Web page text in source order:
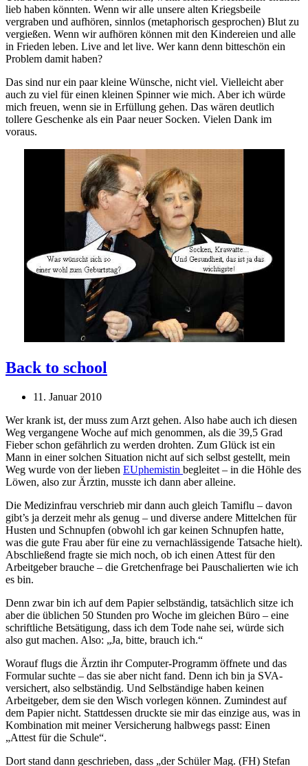
lieb haben könnten. Wenn wir alle unsere alten Kriegsbeile
vergraben und aufhören, sinnlos (metaphorisch gesprochen) Blut zu
vergießen. Wenn wir aufhören können mit den Kindereien und alle
in Frieden leben. Live and let live. Wer kann denn bitteschön ein
Problem damit haben?
Das sind nur ein paar kleine Wünsche, nicht viel. Vielleicht aber
auch zu viel für einen kleinen Spinner wie mich. Aber ich würde
mich freuen, wenn sie in Erfüllung gehen. Das wären deutlich
tollere Geschenke als ein Paar neuer Socken. Vielen Dank im
voraus.
Back to school
11. Januar 2010
Wer krank ist, der muss zum Arzt gehen. Also habe auch ich diesen
Weg vergangene Woche auf mich genommen, als die 39,5 Grad
Fieber schon gefährlich zu werden drohten. Zum Glück ist ein
Mann in einer solchen Situation nicht auf sich selbst gestellt, mein
Weg wurde von der lieben EUphemistin begleitet – in die Höhle des
Löwen, also zur Ärztin, musste ich dann aber alleine.
Die Medizinfrau verschrieb mir dann auch gleich Tamiflu – davon
gibt’s ja derzeit mehr als genug – und diverse andere Mittelchen für
Husten und Schnupfen (obwohl ich gar keinen Schnupfen hatte,
was die gute Frau aber für eine zu vernachlässigende Tatsache hielt).
Abschließend fragte sie mich noch, ob ich einen Attest für den
Arbeitgeber brauche – die Gretchenfrage bei Pauschalierten wie ich
es bin.
Denn zwar bin ich auf dem Papier selbständig, tatsächlich sitze ich
aber die üblichen 50 Stunden pro Woche im gleichen Büro – eine
schriftliche Betsätigung, dass ich dem Tode nahe sei, würde sich
also gut machen. Also: „Ja, bitte, brauch ich.“
Worauf flugs die Ärztin ihr Computer-Programm öffnete und das
Formular suchte – das sie aber nicht fand. Denn ich bin ja SVA-
versichert, also selbständig. Und Selbständige haben keinen
Arbeitgeber, dem sie den Wisch vorlegen können. Zumindest auf
dem Papier nicht. Stattdessen druckte sie mir das einzige aus, was in
Kombination mit meiner Versicherung halbwegs passt: Einen
„Attest für die Schule“.
Dort stand dann geschrieben, dass „der Schüler Mag. (FH) Stefan